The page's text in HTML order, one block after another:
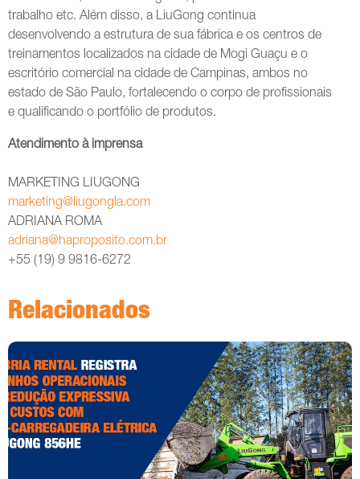
trabalho etc. Além disso, a LiuGong continua
desenvolvendo a estrutura de sua fábrica e os centros de
treinamentos localizados na cidade de Mogi Guaçu e o
escritório comercial na cidade de Campinas, ambos no
estado de São Paulo, fortalecendo o corpo de profissionais
e qualificando o portfólio de produtos.
Atendimento à imprensa
MARKETING LIUGONG
marketing@liugongla.com
ADRIANA ROMA
adriana@haproposito.com.br
+55 (19) 9 9816-6272
Relacionados